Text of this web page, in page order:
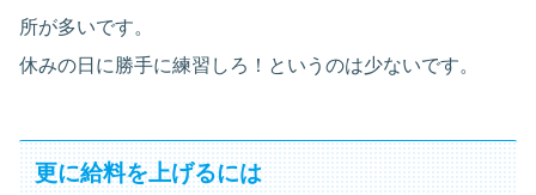
所が多いです。
休みの日に勝手に練習しろ！というのは少ないです。
更に給料を上げるには